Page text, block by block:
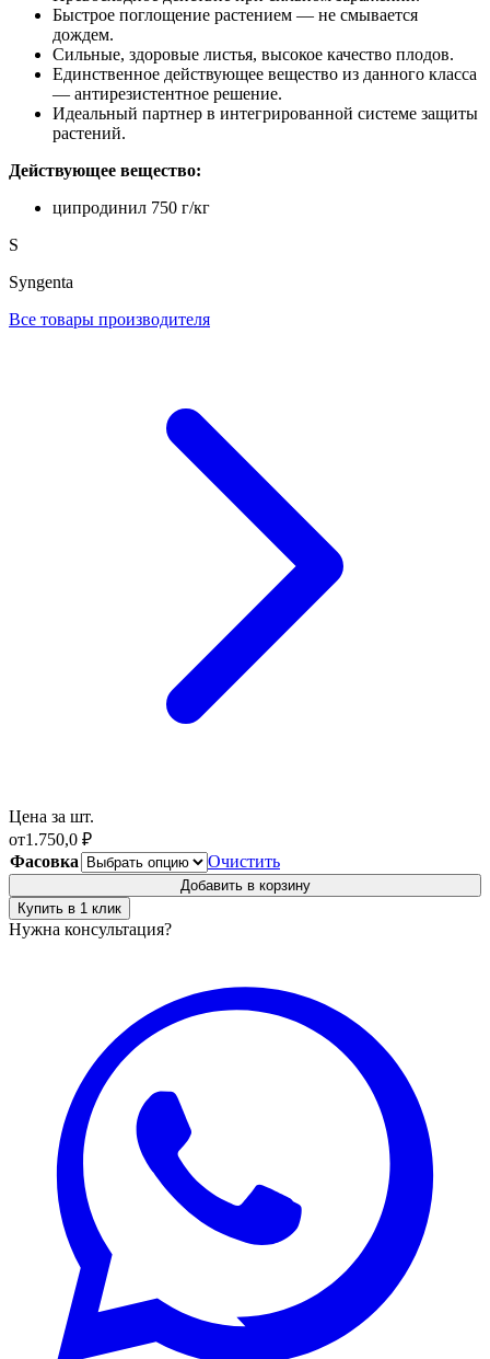
Быстрое поглощение растением — не смывается
дождем.
Сильные, здоровые листья, высокое качество плодов.
Единственное действующее вещество из данного класса
— антирезистентное решение.
Идеальный партнер в интегрированной системе защиты
растений.
Действующее вещество:
ципродинил 750 г/кг
S
Syngenta
Все товары производителя
Цена за шт.
от1.750,0 ₽
Фасовка
Очистить
Добавить в корзину
Купить в 1 клик
Нужна консультация?